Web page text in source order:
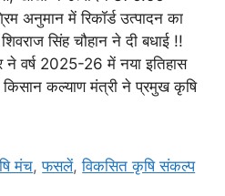
अनुमान में रिकॉर्ड उत्पादन का
सिंह चौहान ने दी बधाई !!
ने वर्ष 2025-26 में नया इतिहास
किसान कल्याण मंत्री ने प्रमुख कृषि
मंच,फसलें,विकसित कृषि संकल्प